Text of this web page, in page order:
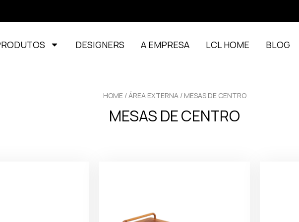
DESIGNERS A EMPRESA LCL HOME BLOG
HOME/ÁREA EXTERNA/ MESAS DE CENTRO
MESAS DE CENTRO